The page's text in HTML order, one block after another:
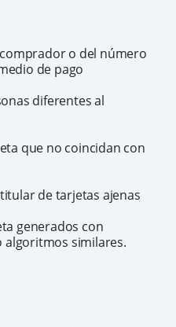
o del número
de pago
diferentes al
que no coincidan con
de tarjetas ajenas
generados con
similares.